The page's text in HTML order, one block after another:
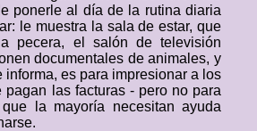
ponerle al día de la rutina diaria
le muestra la sala de estar, que
pecera, el salón de televisión
documentales de animales, y
informa, es para impresionar a los
pagan las facturas - pero no para
la mayoría necesitan ayuda